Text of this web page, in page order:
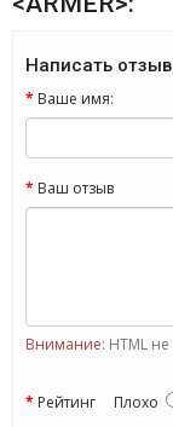
Написать отзыв
Ваше имя:
Ваш отзыв
Внимание: HTML
Рейтинг Плохо